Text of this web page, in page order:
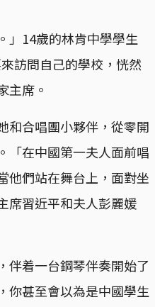
」14歲的林肯中學學生
訪問自己的學校，恍然
主席。
和合唱團小夥伴，從零開
「在中國第一夫人面前唱
他們站在舞台上，面對坐
席習近平和夫人彭麗媛
伴着一台鋼琴伴奏開始了
你甚至會以為是中國學生